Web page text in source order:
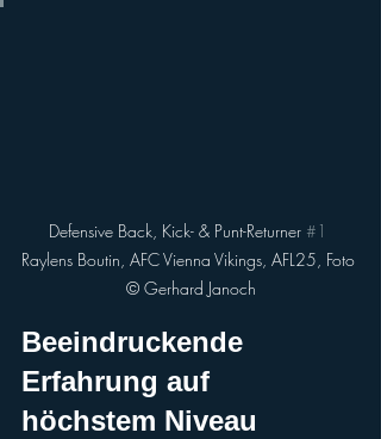
Defensive Back, Kick- & Punt-Returner #1
Raylens Boutin, AFC Vienna Vikings, AFL25, Foto
©️ Gerhard Janoch
Beeindruckende
Erfahrung auf
höchstem Niveau